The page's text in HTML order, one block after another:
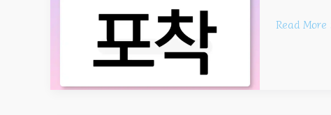
Read More